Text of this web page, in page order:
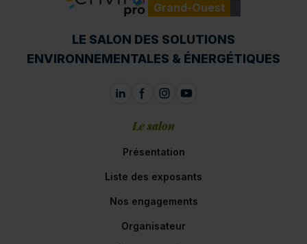
Grand-Ouest
LE SALON DES SOLUTIONS
ENVIRONNEMENTALES & ÉNERGÉTIQUES
Le salon
Présentation
Liste des exposants
Nos engagements
Organisateur